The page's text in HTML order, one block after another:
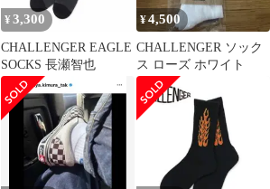
¥ 3,300
CHALLENGER EAGLE
SOCKS 長瀬智也
¥4,500
CHALLENGER ソック
ス ローズ ホワイト